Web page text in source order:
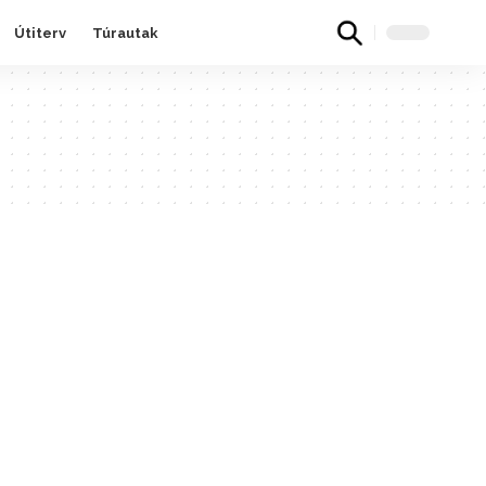
Útiterv Túrautak